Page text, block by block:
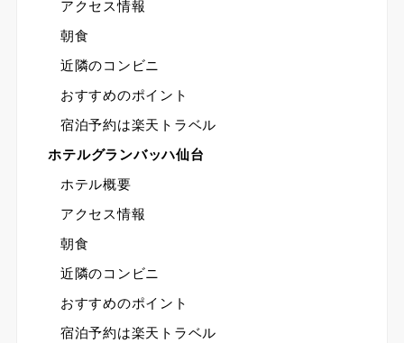
アクセス情報
朝食
近隣のコンビニ
おすすめのポイント
宿泊予約は楽天トラベル
ホテルグランバッハ仙台
ホテル概要
アクセス情報
朝食
近隣のコンビニ
おすすめのポイント
宿泊予約は楽天トラベル